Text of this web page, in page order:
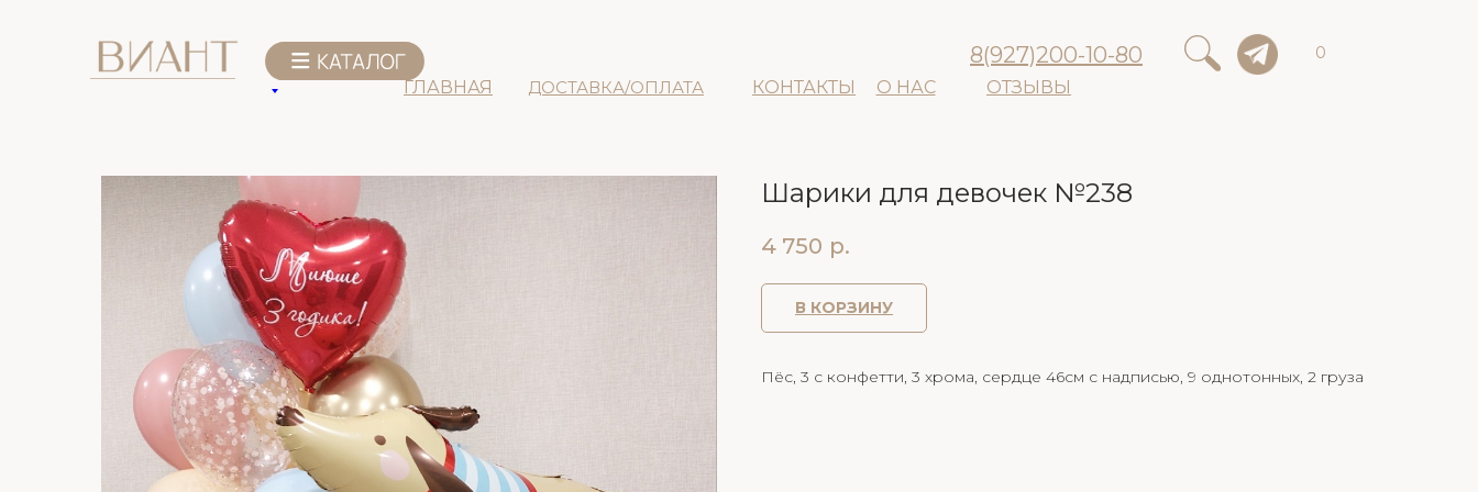
ДОСТАВКА/ОПЛАТА
ГЛАВНАЯ КОНТАКТЫ О НАС ОТЗЫВЫ
8(927)200-10-80 0
Шарики для девочек №238
4 750 р.
В КОРЗИНУ
Пёс, 3 с конфетти, 3 хрома, сердце 46см с надписью, 9 однотонных, 2 груза